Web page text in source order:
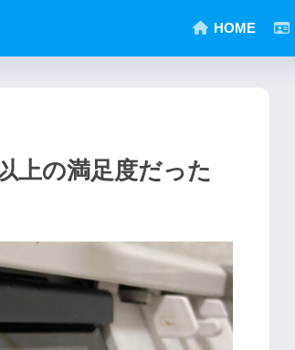
HOME
上の満足度だった